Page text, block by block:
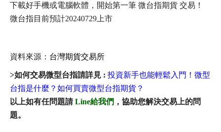
下載好手機或電腦軟體，開始第一筆 微台指期貨 交易！
微台指目前預計20240729上市
資料來源： 台灣期貨交易所
>如何交易微型台指請詳見 : 投資新手也能輕鬆入門！微型
台指是什麼？如何買賣微型台指期貨？
以上如有任問題請Line給我們 ，協助您解決交易上的問
題。